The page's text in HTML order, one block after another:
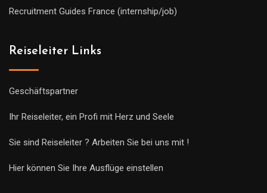
Recruitment Guides France (internship/job)
Reiseleiter Links
Geschäftspartner
Ihr Reiseleiter, ein Profi mit Herz und Seele
Sie sind Reiseleiter ? Arbeiten Sie bei uns mit !
Hier können Sie Ihre Ausflüge einstellen